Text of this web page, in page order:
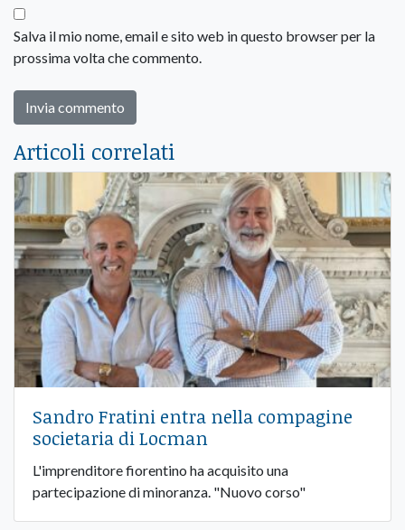
Salva il mio nome, email e sito web in questo browser per la
prossima volta che commento.
Articoli correlati
Sandro Fratini entra nella compagine
societaria di Locman
L'imprenditore fiorentino ha acquisito una
partecipazione di minoranza. "Nuovo corso"